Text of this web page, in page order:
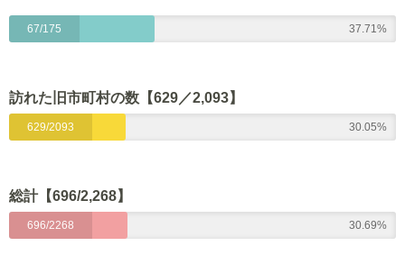
67/175 37.71%
訪れた旧市町村の数【629／2,093】
629/2093 30.05%
総計【696/2,268】
696/2268 30.69%